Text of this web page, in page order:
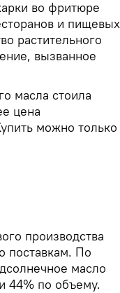
во фритюре
и пищевых
растительного
вызванное
масла стоила
цена
можно только
производства
поставкам. По
масло
44% по объему.